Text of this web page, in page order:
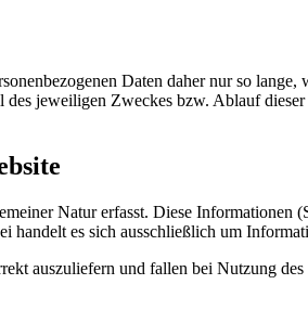
Daten daher nur so
jeweiligen Zweckes bzw. Ablauf
Natur erfasst. Diese Informationen
es sich ausschließlich um
auszuliefern und fallen bei Nutzung